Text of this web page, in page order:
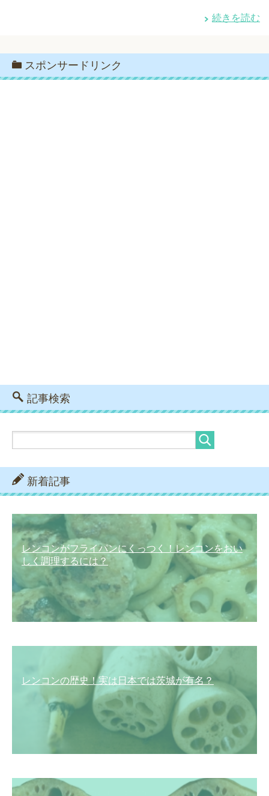
続きを読む
スポンサードリンク
記事検索
新着記事
レンコンがフライパンにくっつく！レンコンをおい
しく調理するには？
レンコンの歴史！実は日本では茨城が有名？